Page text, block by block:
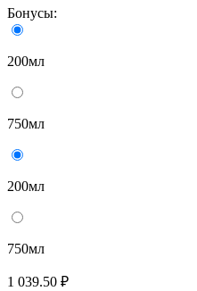
Бонусы:
200мл
750мл
200мл
750мл
1 039.50 ₽